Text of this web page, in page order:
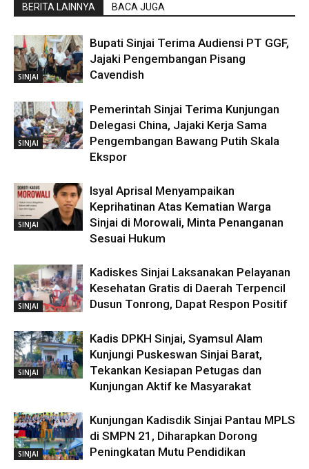
BERITA LAINNYA BACA JUGA
SINJAI
Bupati Sinjai Terima Audiensi PT GGF,
Jajaki Pengembangan Pisang
Cavendish
SINJAI
Pemerintah Sinjai Terima Kunjungan
Delegasi China, Jajaki Kerja Sama
Pengembangan Bawang Putih Skala
Ekspor
SINJAI
Isyal Aprisal Menyampaikan
Keprihatinan Atas Kematian Warga
Sinjai di Morowali, Minta Penanganan
Sesuai Hukum
SINJAI
Kadiskes Sinjai Laksanakan Pelayanan
Kesehatan Gratis di Daerah Terpencil
Dusun Tonrong, Dapat Respon Positif
SINJAI
Kadis DPKH Sinjai, Syamsul Alam
Kunjungi Puskeswan Sinjai Barat,
Tekankan Kesiapan Petugas dan
Kunjungan Aktif ke Masyarakat
SINJAI
Kunjungan Kadisdik Sinjai Pantau MPLS
di SMPN 21, Diharapkan Dorong
Peningkatan Mutu Pendidikan